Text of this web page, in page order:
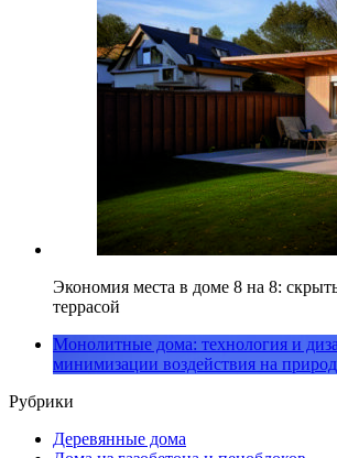
Экономия места в доме 8 на 8:
террасой
Монолитные дома: технология и
минимизации воздействия на
Рубрики
Деревянные дома